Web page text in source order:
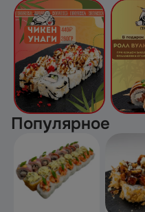
Популярное